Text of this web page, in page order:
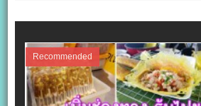
Recommended